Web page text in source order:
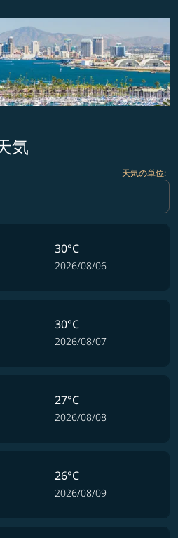
気
天気の単位:
30°C
2026/08/06
30°C
2026/08/07
27°C
2026/08/08
26°C
2026/08/09